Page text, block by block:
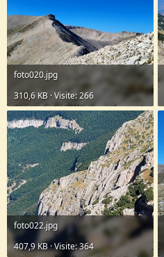
foto020.jpg
310,6 KB · Visite: 266
foto022.jpg
407,9 KB · Visite: 364